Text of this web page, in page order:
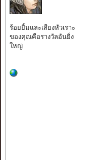
ร้อยยิ้มและเสียงหัวเราะ
ของคุณคือรางวัลอันยิ่ง
ใหญ่